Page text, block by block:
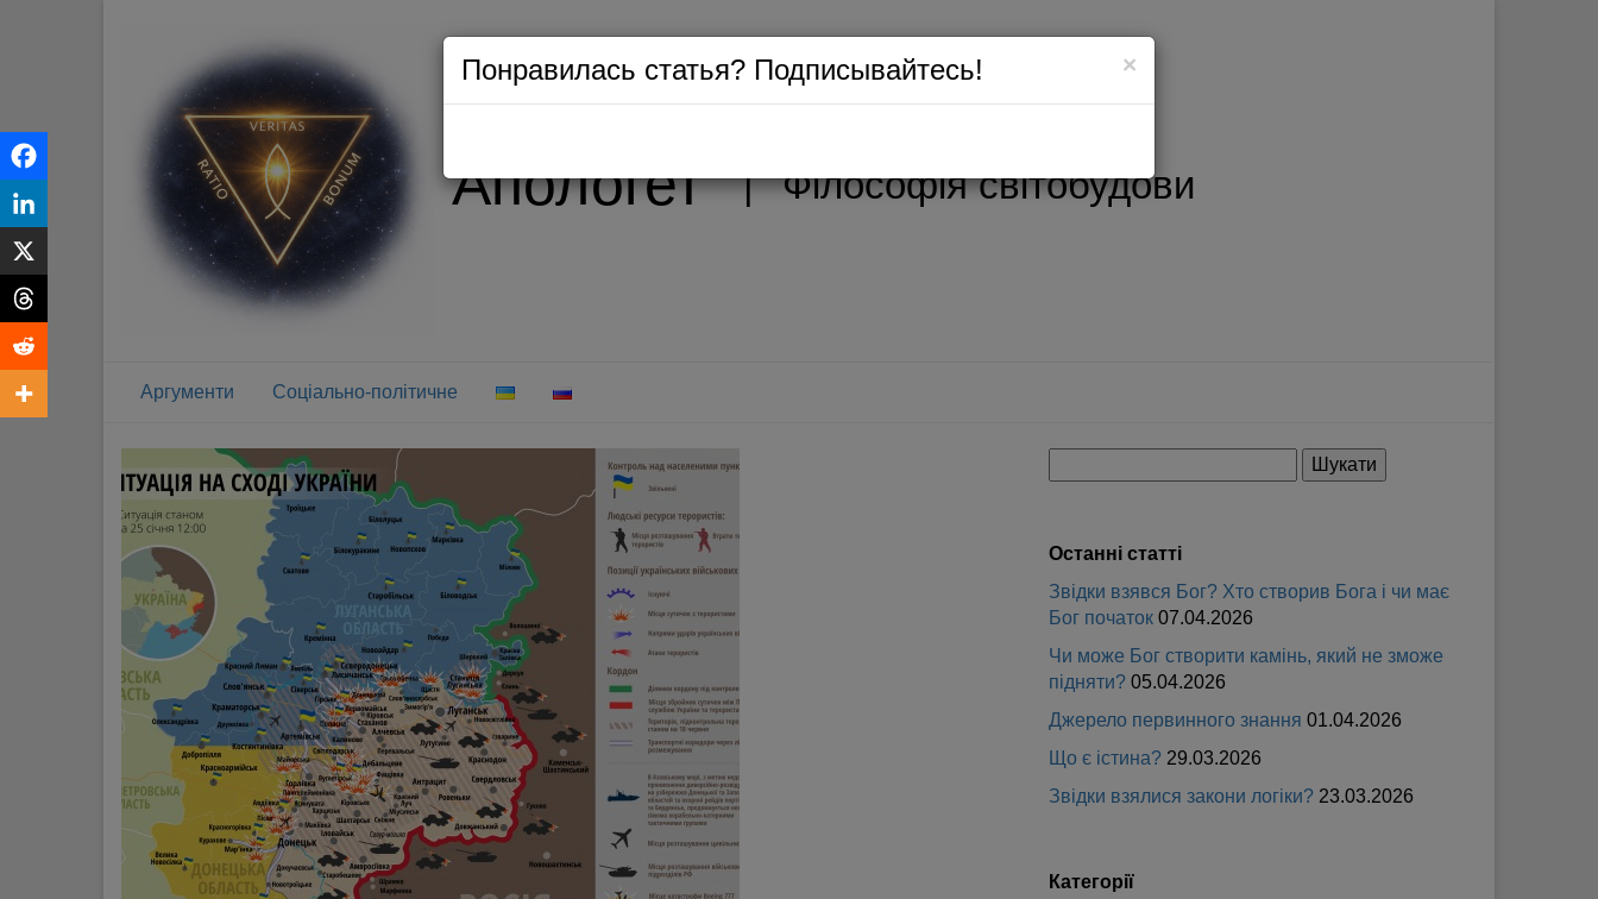
Апологет | Філософія світобудови
Аргументи Соціально-політичне
Останні статті
Звідки взявся Бог? Хто створив Бога і чи має
Бог початок 07.04.2026
Чи може Бог створити камінь, який не зможе
підняти? 05.04.2026
Джерело первинного знання 01.04.2026
Що є істина? 29.03.2026
Звідки взялися закони логіки? 23.03.2026
Категорії
×
Понравилась статья? Подписывайтесь!